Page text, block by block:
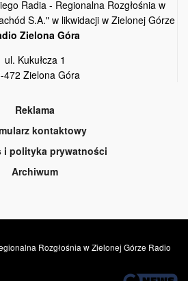
Radia - Regionalna Rozgłośnia w
S.A." w likwidacji w Zielonej Górze
Zielona Góra
ul. Kukułcza 1
472 Zielona Góra
Reklama
kontaktowy
i polityka prywatności
Archiwum
Rozgłośnia w Zielonej Górze Radio